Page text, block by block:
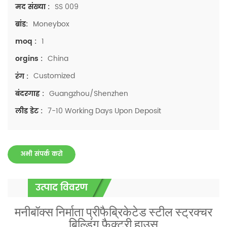
मद संख्या : SS 009
ब्रांड: Moneybox
moq : 1
orgins : China
रंग : Customized
बंदरगाह : Guangzhou/Shenzhen
लीड डेट : 7-10 Working Days Upon Deposit
अभी संपर्क करो
उत्पाद विवरण
मनीबॉक्स निर्माता प्रीफैब्रिकेटेड स्टील स्ट्रक्चर